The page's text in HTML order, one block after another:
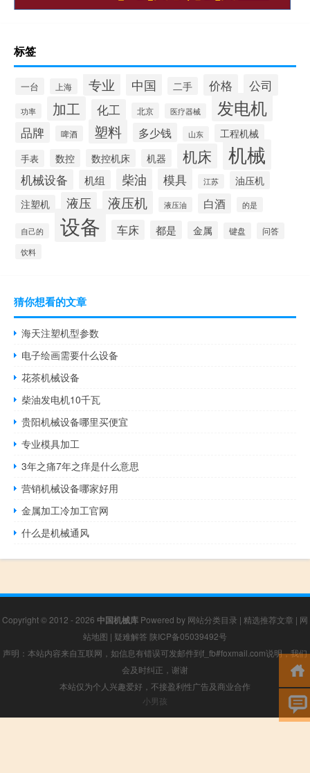
标签
一台 上海 专业 中国 二手 价格 公司
功率 加工 化工 北京 医疗器械 发电机
品牌 啤酒 塑料 多少钱 山东 工程机械
手表 数控 数控机床 机器 机床 机械
机械设备 机组 柴油 模具 江苏
油压机
注塑机
液压 液压机 液压油 白酒 的是
自己的 设备 车床 都是 金属 键盘 问答
饮料
猜你想看的文章
海天注塑机型参数
电子绘画需要什么设备
花茶机械设备
柴油发电机10千瓦
贵阳机械设备哪里买便宜
专业模具加工
3年之痛7年之痒是什么意思
营销机械设备哪家好用
金属加工冷加工官网
什么是机械通风
Copyright © 2012 - 2026 中国机械库 Powered by 网站分类目录 | 精选推荐文章 | 网
站地图 | 疑难解答 陕ICP备05039492号
声明：本站内容来自互联网，如信息有错误可发邮件到f_fb#foxmail.com说明，我们
会及时纠正，谢谢
本站仅为个人兴趣爱好，不接盈利性广告及商业合作
小男孩